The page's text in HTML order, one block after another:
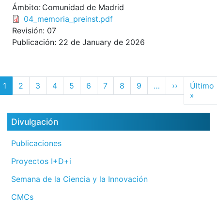
Ámbito: Comunidad de Madrid
File04_memoria_preinst.pdf
Revisión: 07
Publicación: 22 de January de 2026
1 2 3 4 5 6 7 8 9 … ›› Next page
Último
»
Divulgación
Publicaciones
Proyectos I+D+i
Semana de la Ciencia y la Innovación
CMCs